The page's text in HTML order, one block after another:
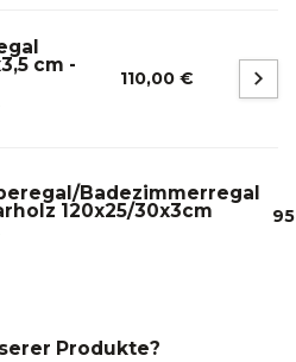
cm -
110,00 €
Badezimmerregal
120x25/30x3cm
Produkte?